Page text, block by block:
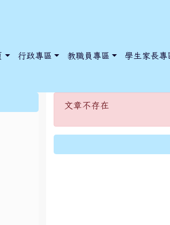
行政專區 教職員專區 學生家長專
文章不存在
文章不存在